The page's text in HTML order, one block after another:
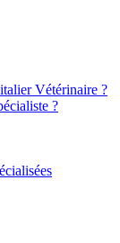
Vétérinaire ?
?